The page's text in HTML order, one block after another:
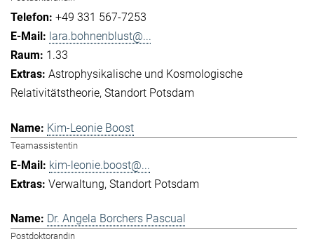
+49 331 567-7253
lara.bohnenblust@...
1.33
Astrophysikalische und Kosmologische
Relativitätstheorie Standort Potsdam
Kim-Leonie Boost
Teamassistentin
kim-leonie.boost@...
Verwaltung Standort Potsdam
Dr. Angela Borchers Pascual
Postdoktorandin